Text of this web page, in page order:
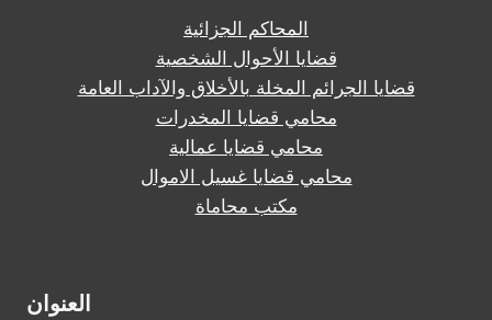
المحاكم الجزائية
قضايا الأحوال الشخصية
قضايا الجرائم المخلة بالأخلاق والآداب العامة
محامي قضايا المخدرات
محامي قضايا عمالية
محامي قضايا غسيل الاموال
مكتب محاماة
العنوان